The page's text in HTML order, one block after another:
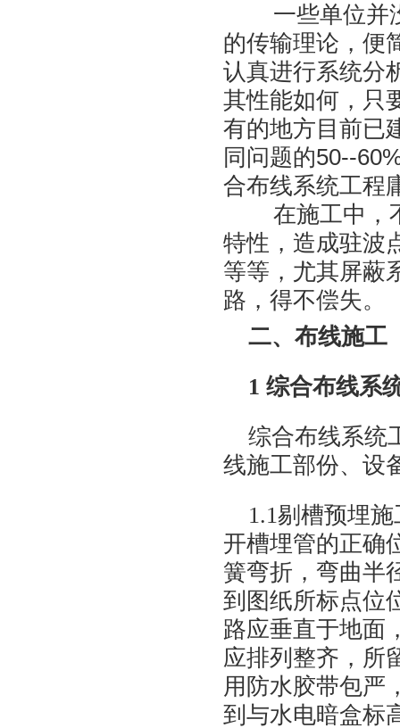
一些单位并没
的传输理论，便
认真进行系统分
其性能如何，只
有的地方目前已
同问题的50--
合布线系统工程
在施工中，不
特性，造成驻波
等等，尤其屏蔽
路，得不偿失。
二、布线施工
1 综合布线系
综合布线系统
线施工部份、设
1.1剔槽预埋
开槽埋管的正确
簧弯折，弯曲半
到图纸所标点位
路应垂直于地面
应排列整齐，所
用防水胶带包严
到与水电暗盒标